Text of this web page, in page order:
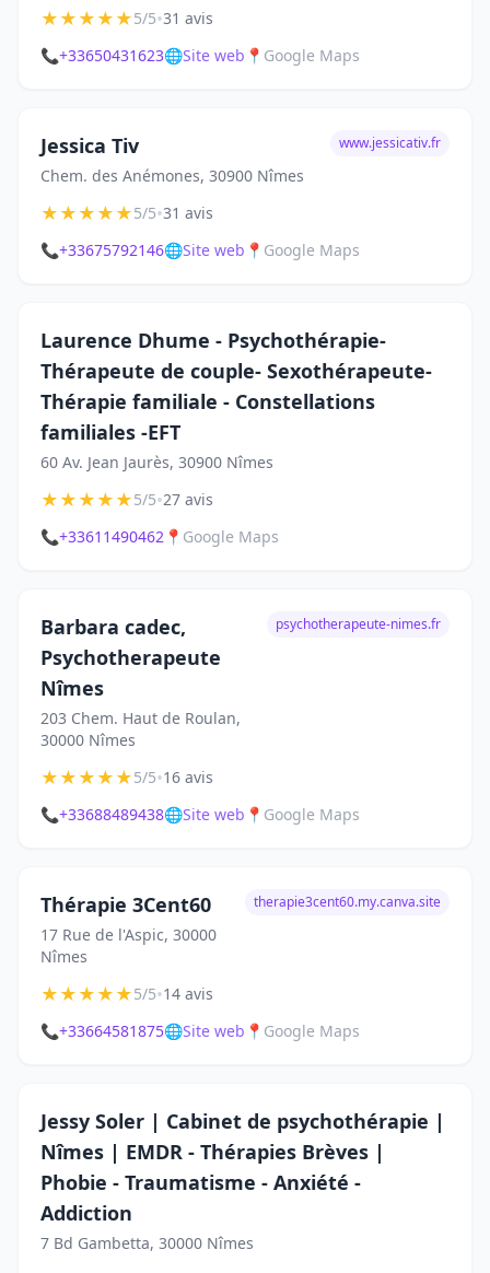
★★★★★5/5•31 avis
📞+33650431623🌐Site web 📍 Google Maps
Jessica Tiv
Chem. des Anémones, 30900 Nîmes
www.jessicativ.fr
★★★★★5/5•31 avis
📞+33675792146🌐Site web 📍 Google Maps
Laurence Dhume - Psychothérapie-
Thérapeute de couple- Sexothérapeute-
Thérapie familiale - Constellations
familiales -EFT
60 Av. Jean Jaurès, 30900 Nîmes
★★★★★5/5•27 avis
📞+33611490462 📍 Google Maps
Barbara cadec,
Psychotherapeute
Nîmes
203 Chem. Haut de Roulan,
30000 Nîmes
psychotherapeute-nimes.fr
★★★★★5/5•16 avis
📞+33688489438🌐Site web 📍 Google Maps
Thérapie 3Cent60
17 Rue de l'Aspic, 30000
Nîmes
therapie3cent60.my.canva.site
★★★★★5/5•14 avis
📞+33664581875🌐Site web 📍 Google Maps
Jessy Soler | Cabinet de psychothérapie |
Nîmes | EMDR - Thérapies Brèves |
Phobie - Traumatisme - Anxiété -
Addiction
7 Bd Gambetta, 30000 Nîmes